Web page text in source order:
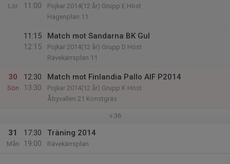
Lör
11:00
Pojkar 2014(12 år) Grupp E Höst
Hagenplan 11
11:15
12:15
Match mot Sandarna BK Gul
Pojkar 2014(12 år) Grupp D Höst
Rävekärrsplan 11
30
Sön
12:30
13:30
Match mot Finlandia Pallo AIF P2014
Pojkar 2014(12 år) Grupp K Höst
Åbyvallen 21 Konstgräs
v.36
31
Mån
17:30
19:00
Träning 2014
Rävekärrsplan